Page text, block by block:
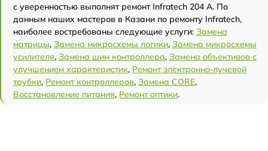
с уверенностью выполнят ремонт Infratech 204 А. По
данным наших мастеров в Казани по ремонту Infratech,
наиболее востребованы следующие услуги: Замена
матрицы, Замена микросхемы логики, Замена микросхемы
усилителя, Замена шим контроллера, Замена объективов с
улучшением характеристик, Ремонт электронно-лучевой
трубки, Ремонт контроллеров, Замена CORE,
Восстановление питания, Ремонт оптики.